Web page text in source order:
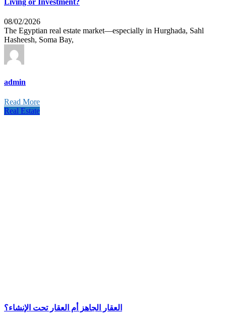
Living or Investment?
08/02/2026
The Egyptian real estate market—especially in Hurghada, Sahl
Hasheesh, Soma Bay,
admin
Read More
Real Estate
العقار الجاهز أم العقار تحت الإنشاء؟